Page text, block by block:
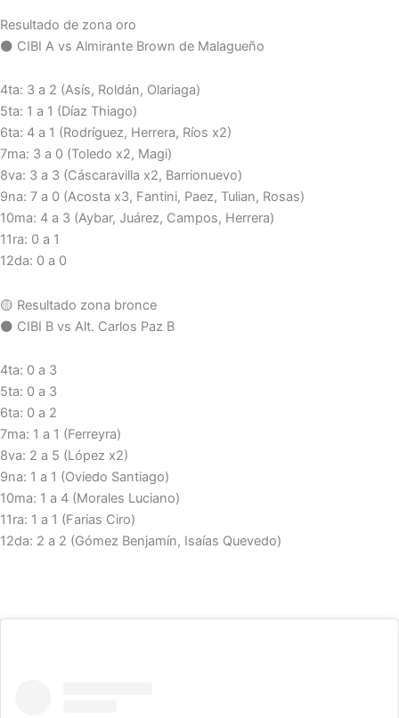
Resultado de zona oro
⚫️ CIBI A vs Almirante Brown de Malagueño
4ta: 3 a 2 (Asís, Roldán, Olariaga)
5ta: 1 a 1 (Díaz Thiago)
6ta: 4 a 1 (Rodríguez, Herrera, Ríos x2)
7ma: 3 a 0 (Toledo x2, Magi)
8va: 3 a 3 (Cáscaravilla x2, Barrionuevo)
9na: 7 a 0 (Acosta x3, Fantini, Paez, Tulian, Rosas)
10ma: 4 a 3 (Aybar, Juárez, Campos, Herrera)
11ra: 0 a 1
12da: 0 a 0
🟡 Resultado zona bronce
⚫️ CIBI B vs Alt. Carlos Paz B
4ta: 0 a 3
5ta: 0 a 3
6ta: 0 a 2
7ma: 1 a 1 (Ferreyra)
8va: 2 a 5 (López x2)
9na: 1 a 1 (Oviedo Santiago)
10ma: 1 a 4 (Morales Luciano)
11ra: 1 a 1 (Farias Ciro)
12da: 2 a 2 (Gómez Benjamín, Isaías Quevedo)